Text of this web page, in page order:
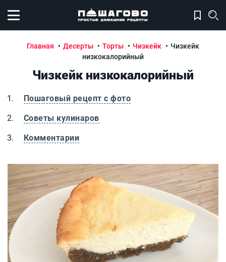
Открыть меню
Главная Десерты Торты Чизкейк
Чизкейк
низкокалорийный
Чизкейк низкокалорийный
Пошаговый рецепт с фото
Советы кулинаров
Комментарии
Чизкейк низкокалорийный